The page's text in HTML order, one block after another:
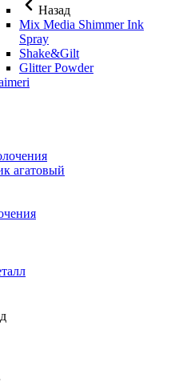
Назад
Mix Media Shimmer Ink
Spray
Shake&Gilt
Glitter Powder
агатовый